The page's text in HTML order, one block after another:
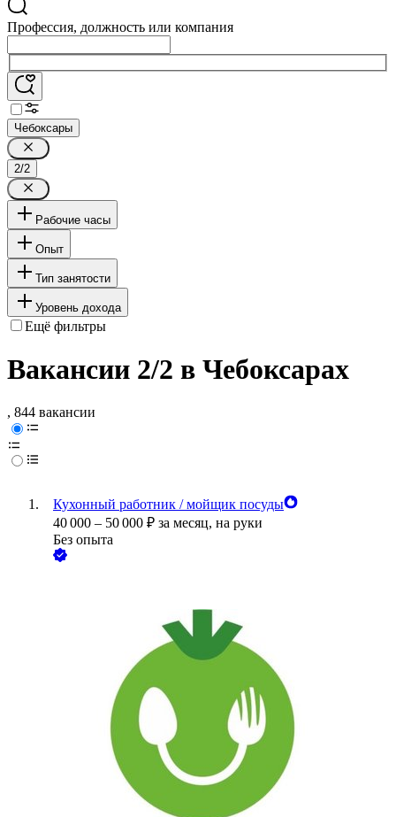
Профессия, должность или компания
Чебоксары
2/2
Рабочие часы
Опыт
Тип занятости
Уровень дохода
Ещё фильтры
Вакансии 2/2 в Чебоксарах
, 844 вакансии
Кухонный работник / мойщик посуды
40 000 – 50 000 ₽ за месяц, на руки
Без опыта